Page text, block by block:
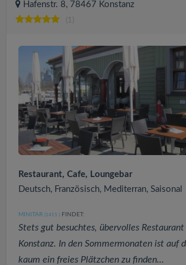
Hafenstr. 8, 78467 Konstanz
(1)
Restaurant, Cafe, Loungebar
Deutsch, Französisch, Mediterran, Saisonal
MINITAR (1415 ) FINDET:
Stets gut besuchtes, übervolles
Konstanz. In den Sommermonaten ist auf
kaum ein freies Plätzchen zu finden...